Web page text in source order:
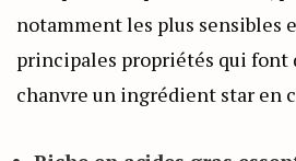
notamment les plus sensibles
principales propriétés qui font
chanvre un ingrédient star en